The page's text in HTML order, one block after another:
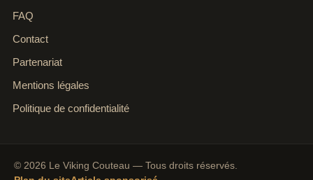
FAQ
Contact
Partenariat
Mentions légales
Politique de confidentialité
© 2026 Le Viking Couteau — Tous droits réservés.